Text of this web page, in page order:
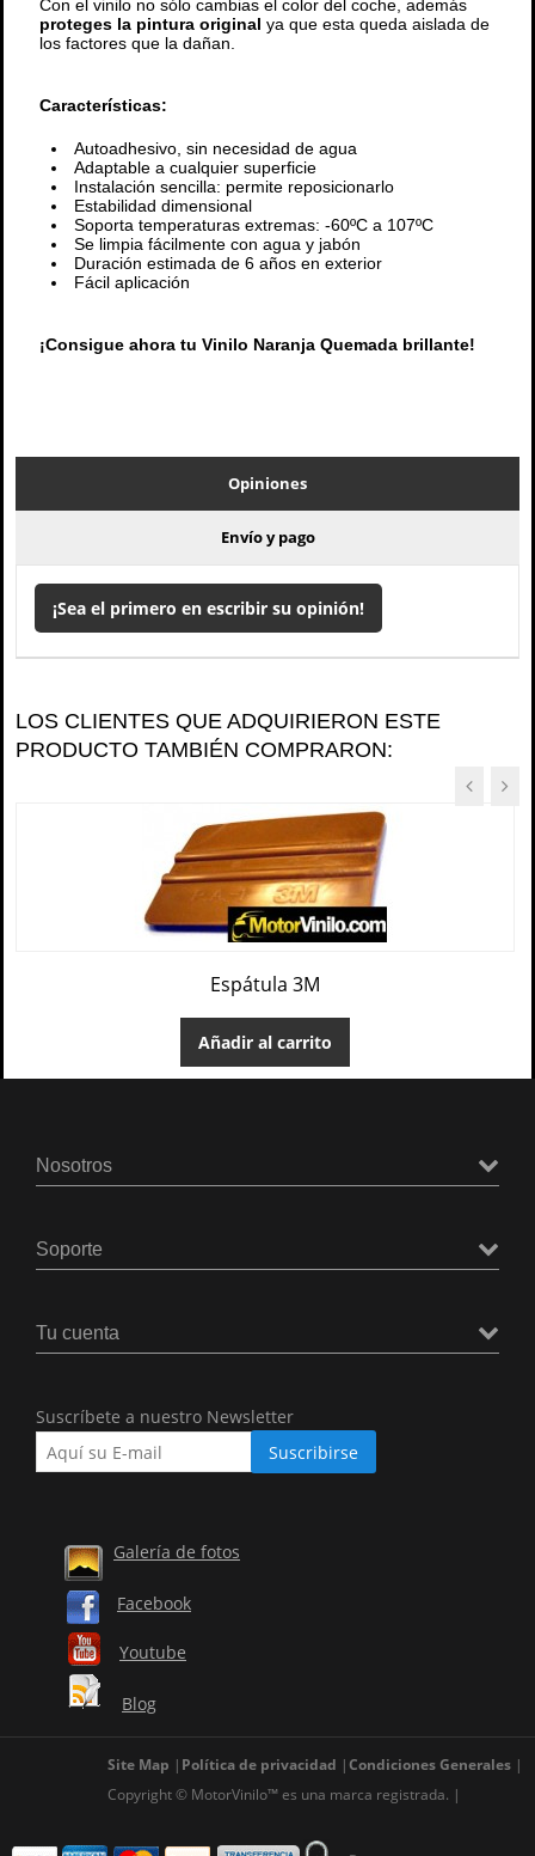
Con el vinilo no sólo cambias el color del coche, además
proteges la pintura original ya que esta queda aislada de
los factores que la dañan.
Características:
Autoadhesivo, sin necesidad de agua
Adaptable a cualquier superficie
Instalación sencilla: permite reposicionarlo
Estabilidad dimensional
Soporta temperaturas extremas: -60ºC a 107ºC
Se limpia fácilmente con agua y jabón
Duración estimada de 6 años en exterior
Fácil aplicación
¡Consigue ahora tu Vinilo Naranja Quemada brillante!
Opiniones
Envío y pago
¡Sea el primero en escribir su opinión!
LOS CLIENTES QUE ADQUIRIERON ESTE
PRODUCTO TAMBIÉN COMPRARON:
Espátula 3M
Añadir al carrito
Nosotros
Soporte
Tu cuenta
Suscríbete a nuestro Newsletter
Galería de fotos
Facebook
Youtube
Blog
Site Map Política de privacidad
Condiciones Generales
Copyright © MotorVinilo™ es una marca registrada.